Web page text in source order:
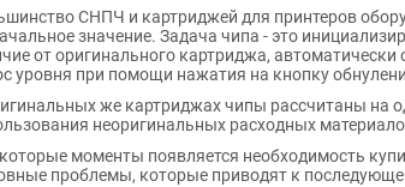
СНПЧ и картриджей для принтеров
значение. Задача чипа - это
от оригинального картриджа,
уровня при помощи нажатия на кнопку
же картриджах чипы рассчитаны на
неоригинальных расходных
моменты появляется необходимость
проблемы, которые приводят к